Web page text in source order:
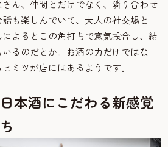
ん、仲間とだけでなく、隣り合わせ
も楽しんでいて、大人の社交場と
よるとこの角打ちで意気投合し、結
るのだとか。お酒の力だけではな
ミツが店にはあるようです。
本酒にこだわる新感覚